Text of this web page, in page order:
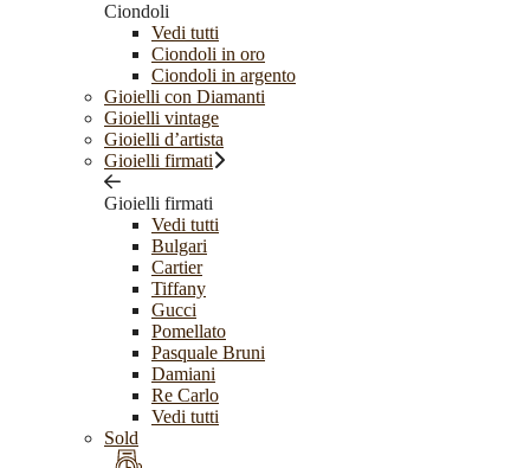
Ciondoli
Vedi tutti
Ciondoli in oro
Ciondoli in argento
Gioielli con Diamanti
Gioielli vintage
Gioielli d’artista
Gioielli firmati
Gioielli firmati
Vedi tutti
Bulgari
Cartier
Tiffany
Gucci
Pomellato
Pasquale Bruni
Damiani
Re Carlo
Vedi tutti
Sold